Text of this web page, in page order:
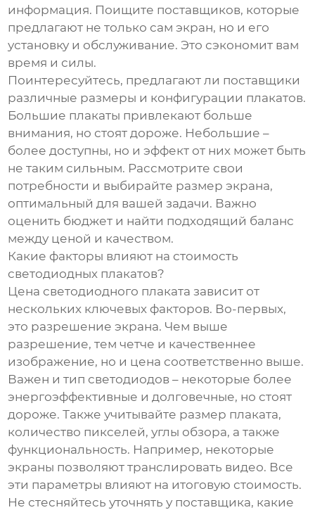
информация. Поищите поставщиков, которые
предлагают не только сам экран, но и его
установку и обслуживание. Это сэкономит вам
время и силы.
Поинтересуйтесь, предлагают ли поставщики
различные размеры и конфигурации плакатов.
Большие плакаты привлекают больше
внимания, но стоят дороже. Небольшие –
более доступны, но и эффект от них может быть
не таким сильным. Рассмотрите свои
потребности и выбирайте размер экрана,
оптимальный для вашей задачи. Важно
оценить бюджет и найти подходящий баланс
между ценой и качеством.
Какие факторы влияют на стоимость
светодиодных плакатов?
Цена светодиодного плаката зависит от
нескольких ключевых факторов. Во-первых,
это разрешение экрана. Чем выше
разрешение, тем четче и качественнее
изображение, но и цена соответственно выше.
Важен и тип светодиодов – некоторые более
энергоэффективные и долговечные, но стоят
дороже. Также учитывайте размер плаката,
количество пикселей, углы обзора, а также
функциональность. Например, некоторые
экраны позволяют транслировать видео. Все
эти параметры влияют на итоговую стоимость.
Не стесняйтесь уточнять у поставщика, какие